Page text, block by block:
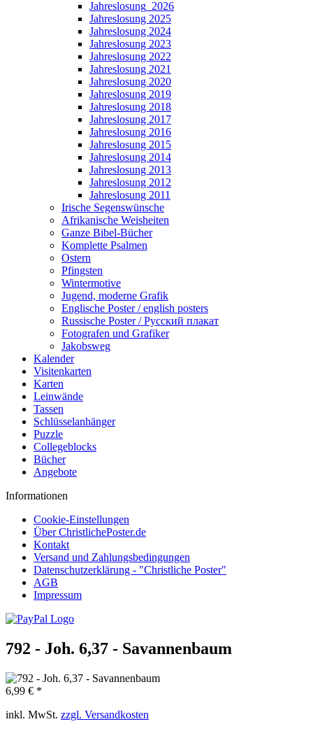
Jahreslosung_2026
Jahreslosung 2025
Jahreslosung 2024
Jahreslosung 2023
Jahreslosung 2022
Jahreslosung 2021
Jahreslosung 2020
Jahreslosung 2019
Jahreslosung 2018
Jahreslosung 2017
Jahreslosung 2016
Jahreslosung 2015
Jahreslosung 2014
Jahreslosung 2013
Jahreslosung 2012
Jahreslosung 2011
Irische Segenswünsche
Afrikanische Weisheiten
Ganze Bibel-Bücher
Komplette Psalmen
Ostern
Pfingsten
Wintermotive
Jugend, moderne Grafik
Englische Poster / english posters
Russische Poster / Русский плакат
Fotografen und Grafiker
Jakobsweg
Kalender
Visitenkarten
Karten
Leinwände
Tassen
Schlüsselanhänger
Puzzle
Collegeblocks
Bücher
Angebote
Informationen
Cookie-Einstellungen
Über ChristlichePoster.de
Kontakt
Versand und Zahlungsbedingungen
Datenschutzerklärung - "Christliche Poster"
AGB
Impressum
792 - Joh. 6,37 - Savannenbaum
6,99 € *
inkl. MwSt. zzgl. Versandkosten